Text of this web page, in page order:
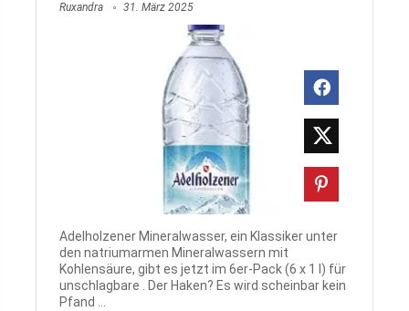
Ruxandra 31. März 2025
Adelholzener Mineralwasser, ein Klassiker unter
den natriumarmen Mineralwassern mit
Kohlensäure, gibt es jetzt im 6er-Pack (6 x 1 l) für
unschlagbare . Der Haken? Es wird scheinbar kein
Pfand ...